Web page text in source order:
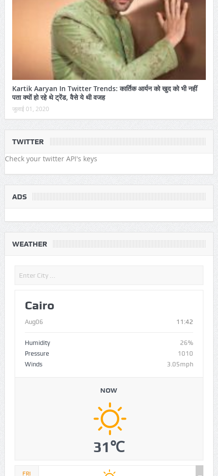
Kartik Aaryan In Twitter Trends: कार्तिक आर्यन को खुद को भी नहीं
पता क्यों हो रहे थे ट्रेंड, वैसे ये थी वजह
जुलाई 01, 2020
TWITTER
Check your twitter API's keys
ADS
WEATHER
Cairo
Aug06 11:42
Humidity
26%
Pressure
1010
Winds
3.05mph
NOW
31℃
FRI